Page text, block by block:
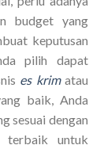
budget yang
keputusan
pilih dapat
es krimatau
baik, Anda
sesuai dengan
terbaik untuk